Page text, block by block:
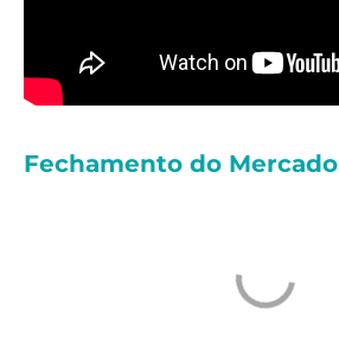
Fechamento do Mercado